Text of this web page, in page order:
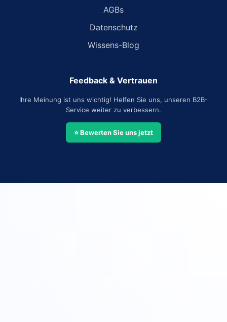
AGBs
Datenschutz
Wissens-Blog
Feedback & Vertrauen
Ihre Meinung ist uns wichtig! Helfen Sie uns, unseren B2B-
Service weiter zu verbessern.
⭐ Bewerten Sie uns jetzt